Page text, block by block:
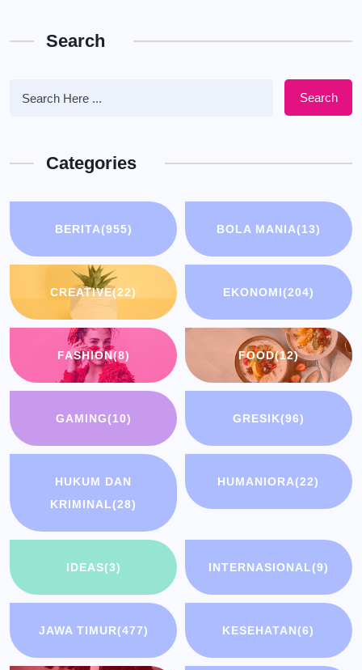
Search
Search
Categories
BERITA(955) BOLA MANIA(13)
CREATIVE(22) EKONOMI(204)
FASHION(8) FOOD(12)
GAMING(10) GRESIK(96)
HUKUM DAN
KRIMINAL(28)
HUMANIORA(22)
IDEAS(3) INTERNASIONAL(9)
JAWA TIMUR(477) KESEHATAN(6)